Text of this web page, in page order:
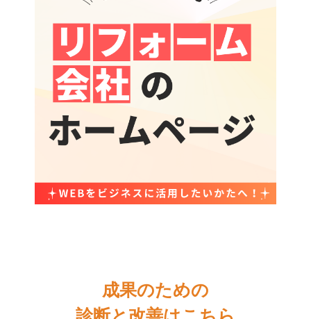
成果のための